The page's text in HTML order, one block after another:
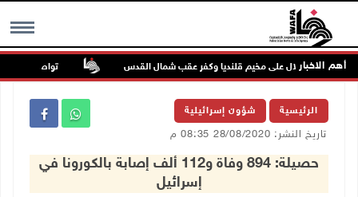
MENU أهم الاخبار تواصل
الرئيسية شؤون إسرائيلية
تاريخ النشر: 28/08/2020 08:35 م
حصيلة: 894 وفاة و112 ألف إصابة بالكورونا في
إسرائيل